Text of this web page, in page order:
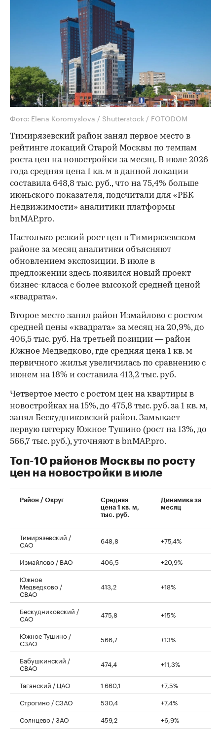
Фото: Elena Koromyslova / Shutterstock / FOTODOM
Тимирязевский район занял первое место в
рейтинге локаций Старой Москвы по темпам
роста цен на новостройки за месяц. В июле 2026
года средняя цена 1 кв. м в данной локации
составила 648,8 тыс. руб., что на 75,4% больше
июньского показателя, подсчитали для «РБК
Недвижимости» аналитики платформы
bnMAP.pro.
Настолько резкий рост цен в Тимирязевском
районе за месяц аналитики объясняют
обновлением экспозиции. В июле в
предложении здесь появился новый проект
бизнес-класса с более высокой средней ценой
«квадрата».
Второе место занял район Измайлово с ростом
средней цены «квадрата» за месяц на 20,9%, до
406,5 тыс. руб. На третьей позиции — район
Южное Медведково, где средняя цена 1 кв. м
первичного жилья увеличилась по сравнению с
июнем на 18% и составила 413,2 тыс. руб.
00:00 / 00:00
Четвертое место с ростом цен на квартиры в
новостройках на 15%, до 475,8 тыс. руб. за 1 кв. м,
занял Бескудниковский район. Замыкает
первую пятерку Южное Тушино (рост на 13%, до
566,7 тыс. руб.), уточняют в bnMAP.pro.
Топ-10 районов Москвы по росту
цен на новостройки в июле
Район / Округ
Средняя
цена 1 кв. м,
тыс. руб.
Динамика за
месяц
Тимирязевский /
САО 648,8 +75,4%
Измайлово / ВАО 406,5
+20,9%
Южное
Медведково /
СВАО
413,2 +18%
Бескудниковский /
САО 475,8 +15%
Южное Тушино /
СЗАО 566,7 +13%
Бабушкинский /
СВАО 474,4 +11,3%
Таганский / ЦАО 1 660,1
+7,5%
Строгино / СЗАО
530,4
+7,4%
Солнцево / ЗАО
459,2
+6,9%